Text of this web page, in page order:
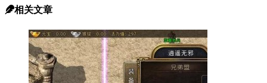
相关文章